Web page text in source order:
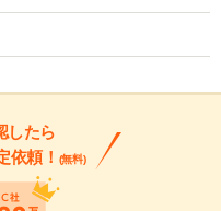
したら
依頼！ (無料)